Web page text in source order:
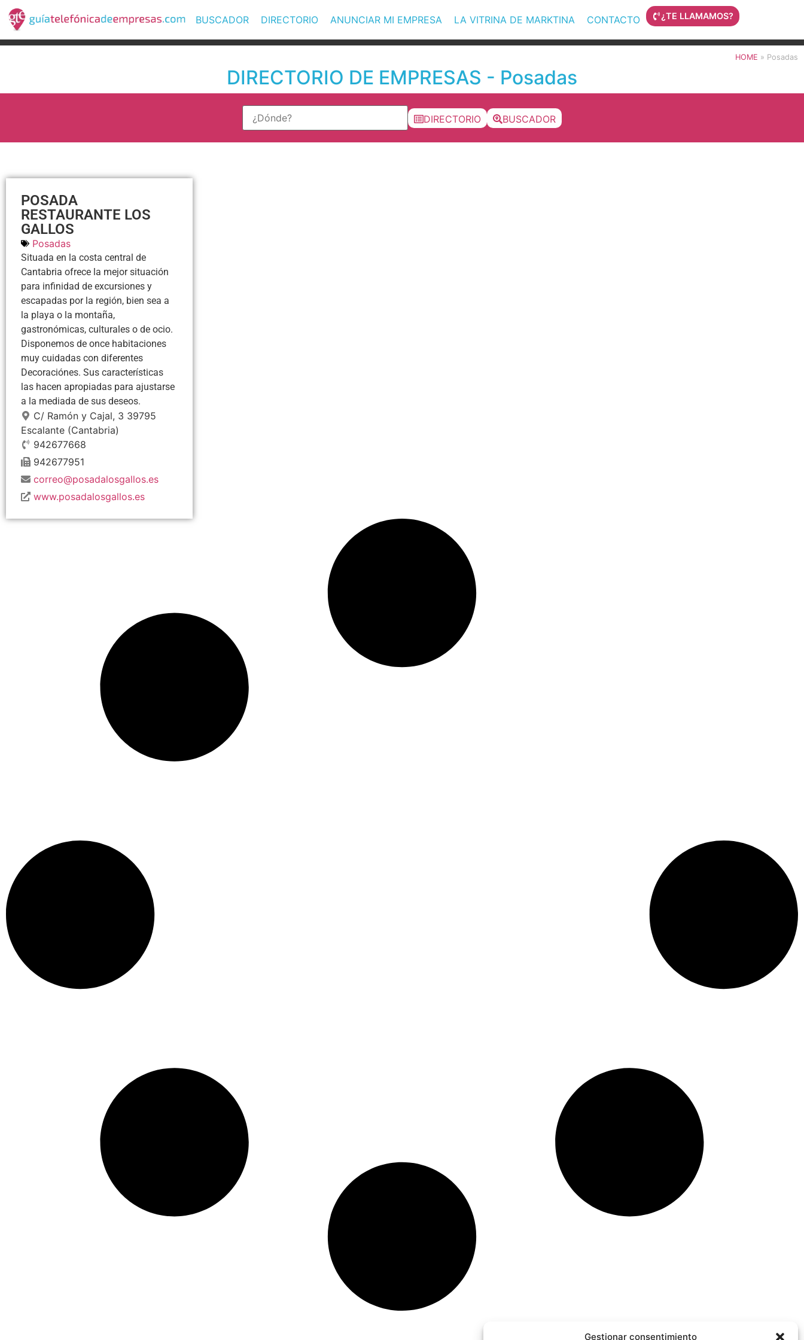
Gestionar consentimiento
BUSCADOR DIRECTORIO ANUNCIAR MI EMPRESA LA VITRINA DE MARKTINA CONTACTO ¿TE LLAMAMOS?
HOME » Posadas
DIRECTORIO DE EMPRESAS - Posadas
DIRECTORIO BUSCADOR
POSADA
RESTAURANTE LOS
GALLOS
Posadas
Situada en la costa central de
Cantabria ofrece la mejor situación
para infinidad de excursiones y
escapadas por la región, bien sea a
la playa o la montaña,
gastronómicas, culturales o de ocio.
Disponemos de once habitaciones
muy cuidadas con diferentes
Decoraciónes. Sus características
las hacen apropiadas para ajustarse
a la mediada de sus deseos.
C/ Ramón y Cajal, 3 39795
Escalante (Cantabria)
942677668
942677951
correo@posadalosgallos.es
www.posadalosgallos.es